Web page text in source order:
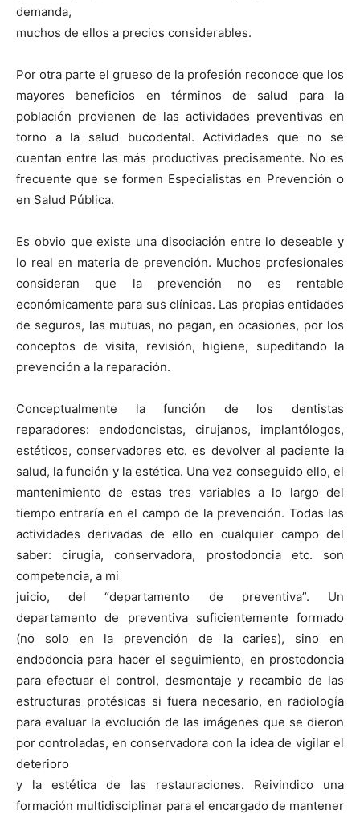
demanda,
muchos de ellos a precios considerables.
Por otra parte el grueso de la profesión reconoce que los
mayores beneficios en términos de salud para la
población provienen de las actividades preventivas en
torno a la salud bucodental. Actividades que no se
cuentan entre las más productivas precisamente. No es
frecuente que se formen Especialistas en Prevención o
en Salud Pública.
Es obvio que existe una disociación entre lo deseable y
lo real en materia de prevención. Muchos profesionales
consideran que la prevención no es rentable
económicamente para sus clínicas. Las propias entidades
de seguros, las mutuas, no pagan, en ocasiones, por los
conceptos de visita, revisión, higiene, supeditando la
prevención a la reparación.
Conceptualmente la función de los dentistas
reparadores: endodoncistas, cirujanos, implantólogos,
estéticos, conservadores etc. es devolver al paciente la
salud, la función y la estética. Una vez conseguido ello, el
mantenimiento de estas tres variables a lo largo del
tiempo entraría en el campo de la prevención. Todas las
actividades derivadas de ello en cualquier campo del
saber: cirugía, conservadora, prostodoncia etc. son
competencia, a mi
juicio, del “departamento de preventiva”. Un
departamento de preventiva suficientemente formado
(no solo en la prevención de la caries), sino en
endodoncia para hacer el seguimiento, en prostodoncia
para efectuar el control, desmontaje y recambio de las
estructuras protésicas si fuera necesario, en radiología
para evaluar la evolución de las imágenes que se dieron
por controladas, en conservadora con la idea de vigilar el
deterioro
y la estética de las restauraciones. Reivindico una
formación multidisciplinar para el encargado de mantener